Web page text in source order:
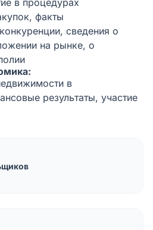
в процедурах
факты
сведения о
на рынке, о
в
результаты, участие